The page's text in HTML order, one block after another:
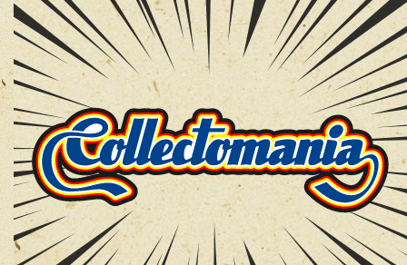
модерацию